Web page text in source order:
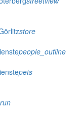
store
people_outline
pets